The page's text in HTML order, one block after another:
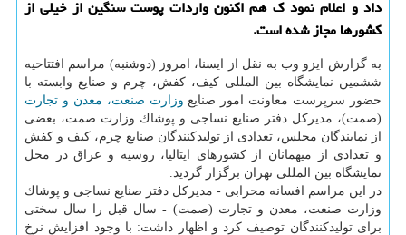
داد و اعلام نمود ك هم اكنون واردات پوست سنگین از خیلی از
كشورها مجاز شده است.
به گزارش ایزو وب به نقل از ایسنا، امروز (دوشنبه) مراسم افتتاحیه
ششمین نمایشگاه بین المللی كیف، كفش، چرم و صنایع وابسته با
حضور سرپرست معاونت امور صنایع وزارت صنعت، معدن و تجارت
(صمت)، مدیركل دفتر صنایع نساجی و پوشاك وزارت صمت، بعضی
از نمایندگان مجلس، تعدادی از تولیدكنندگان صنایع چرم، كیف و كفش
و تعدادی از میهمانان از كشورهای ایتالیا، روسیه و عراق در محل
نمایشگاه بین المللی تهران برگزار گردید.
در این مراسم افسانه محرابی - مدیركل دفتر صنایع نساجی و پوشاك
وزارت صنعت، معدن و تجارت (صمت) - سال قبل را سال سختی
برای تولیدكنندگان توصیف كرد و اظهار داشت: با وجود افزایش نرخ